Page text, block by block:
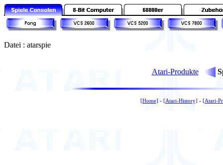
Datei : atarspie
Atari-Produkte
[Home] - [Atari-History] - [Atari-